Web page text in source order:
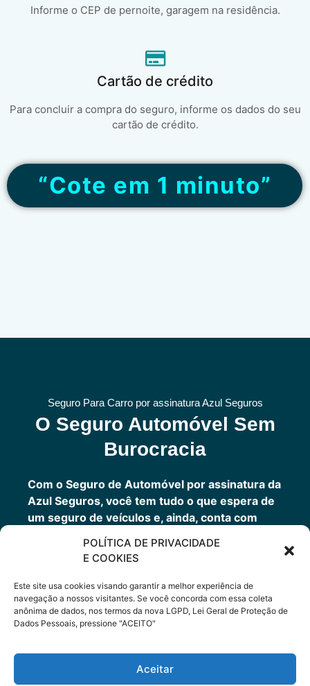
POLÍTICA DE PRIVACIDADE
E COOKIES
Este site usa cookies visando garantir a melhor experiência de
navegação a nossos visitantes. Se você concorda com essa coleta
anônima de dados, nos termos da nova LGPD, Lei Geral de Proteção de
Dados Pessoais, pressione "ACEITO"
Aceitar
Informe o CEP de pernoite, garagem na residência.
Cartão de crédito
Para concluir a compra do seguro, informe os dados do seu
cartão de crédito.
“Cote em 1 minuto”
Seguro Para Carro por assinatura Azul Seguros
O Seguro Automóvel Sem
Burocracia
Com o Seguro de Automóvel por assinatura da
Azul Seguros, você tem tudo o que espera de
um seguro de veículos e, ainda, conta com
outros benefícios disponíveis 24h.
Você tem um seguro completo com a garantia
Porto Seguro.